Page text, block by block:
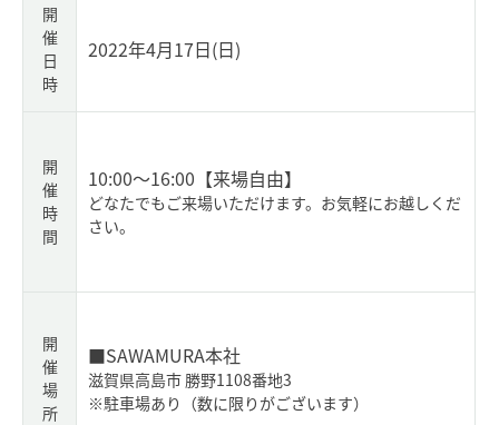
開
催
日
時
2022年4月17日(日)
開
催
時
間
10:00～16:00 【来場自由】
どなたでもご来場いただけます。お気軽にお越しくだ
さい。
開
催
場
所
■SAWAMURA本社
滋賀県高島市 勝野1108番地3
※駐車場あり（数に限りがございます）